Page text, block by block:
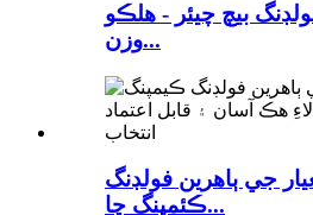
فولڊنگ بيچ چيئر - هلڪو
وزن...
جي ٻاهرين فولڊنگ
ڪئمپنگ چا...